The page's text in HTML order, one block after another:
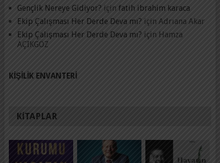
Gençlik Nereye Gidiyor? için fatih ibrahim karaca
Ekip Çalışması Her Derde Deva mı? için Adrıana Akar
Ekip Çalışması Her Derde Deva mı? için Hamza
AÇIKGÖZ
KIŞILIK ENVANTERI
KITAPLAR